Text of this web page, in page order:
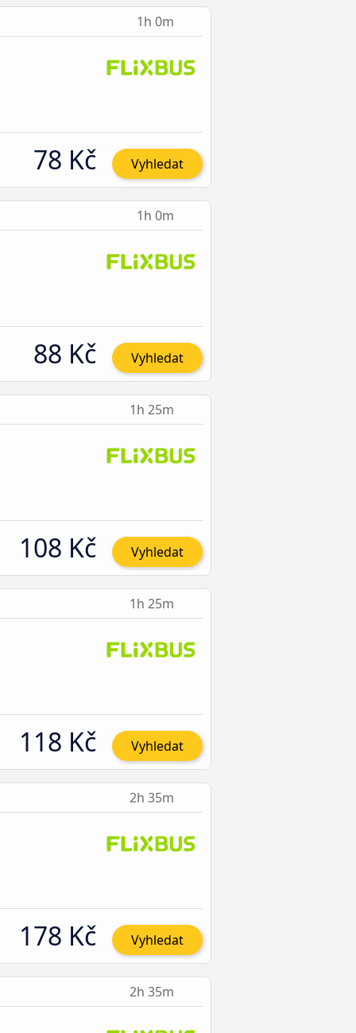
1h 0m
78 Kč Vyhledat
1h 0m
88 Kč Vyhledat
1h 25m
108 Kč Vyhledat
1h 25m
118 Kč Vyhledat
2h 35m
178 Kč Vyhledat
2h 35m